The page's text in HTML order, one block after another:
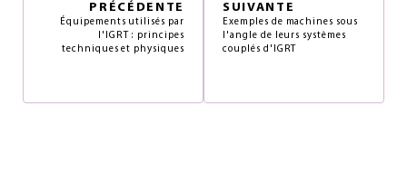
PRÉCÉDENTE
Équipements utilisés par
l'IGRT : principes
techniques et physiques
SUIVANTE
Exemples de machines sous
l'angle de leurs systèmes
couplés d'IGRT